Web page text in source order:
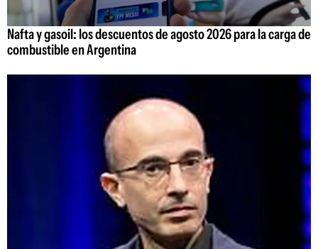
Nafta y gasoil: los descuentos de agosto 2026 para la carga de
combustible en Argentina